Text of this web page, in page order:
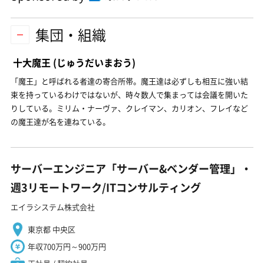
集団・組織
十大魔王 (じゅうだいまおう)
「魔王」と呼ばれる者達の寄合所帯。魔王達は必ずしも相互に強い結
束を持っているわけではないが、時々数人で集まっては会議を開いた
りしている。ミリム・ナーヴァ、クレイマン、カリオン、フレイなど
の魔王達が名を連ねている。
サーバーエンジニア「サーバー&ベンダー管理」・
週3リモートワーク/ITコンサルティング
エイラシステム株式会社
東京都 中央区
年収700万円～900万円